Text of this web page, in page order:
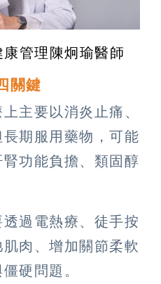
管理陳炯瑜醫師
關鍵
主要以消炎止痛、
期服用藥物，可能
功能負擔、類固醇
過電熱療、徒手按
肉、增加關節柔軟
硬問題。